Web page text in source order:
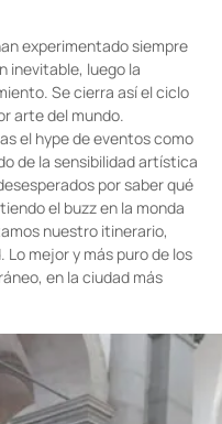
experimentado siempre
inevitable, luego la
Se cierra así el ciclo
arte del mundo.
el hype de eventos como
de la sensibilidad artística
por saber qué
el buzz en la monda
nuestro itinerario,
mejor y más puro de los
en la ciudad más